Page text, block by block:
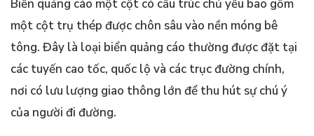
Biển quảng cáo một cột có cấu trúc chủ yếu bao gồm
một cột trụ thép được chôn sâu vào nền móng bê
tông. Đây là loại biển quảng cáo thường được đặt tại
các tuyến cao tốc, quốc lộ và các trục đường chính,
nơi có lưu lượng giao thông lớn để thu hút sự chú ý
của người đi đường.